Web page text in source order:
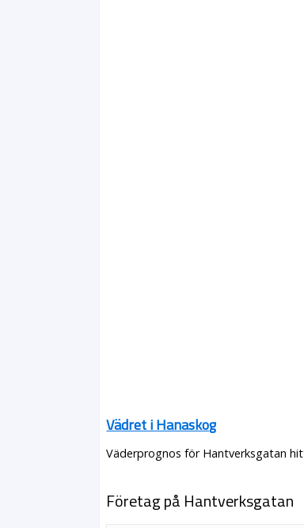
Vädret i Hanaskog
Väderprognos för Hantverksgatan
Företag på Hantverksgatan